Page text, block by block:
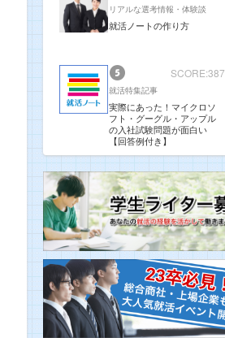
リアルな選考情報・体験談
就活ノートの作り方
SCORE:387
就活特集記事
実際にあった！マイクロソ
フト・グーグル・アップル
の入社試験問題が面白い
【回答例付き】